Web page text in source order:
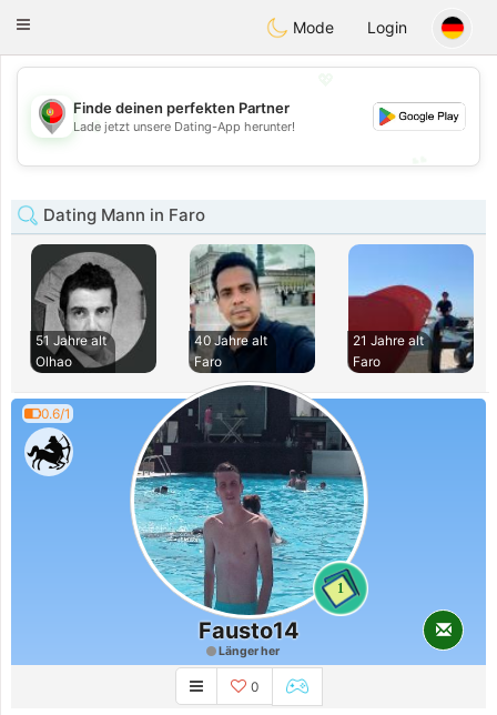
Portugues
Toggle
Mode Login
💖
💕
Finde deinen perfekten Partner
Lade jetzt unsere Dating-App herunter!
Dating Mann in Faro
51 Jahre alt
Olhao
40 Jahre alt
Faro
21 Jahre alt
Faro
0.6/1
1
Fausto14
Länger her
0